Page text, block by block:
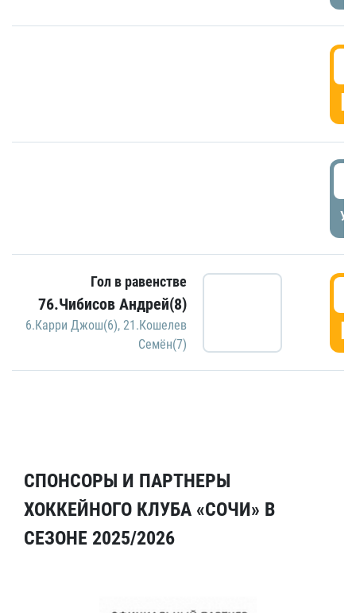
Гол в равенстве
76.Чибисов Андрей(8)
6.Карри Джош(6), 21.Кошелев
Семён(7)
СПОНСОРЫ И ПАРТНЕРЫ
ХОККЕЙНОГО КЛУБА «СОЧИ» В
СЕЗОНЕ 2025/2026